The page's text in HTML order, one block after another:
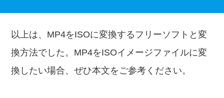
以上は、MP4をISOに変換するフリーソフトと変
換方法でした。MP4をISOイメージファイルに変
換したい場合、ぜひ本文をご参考ください。